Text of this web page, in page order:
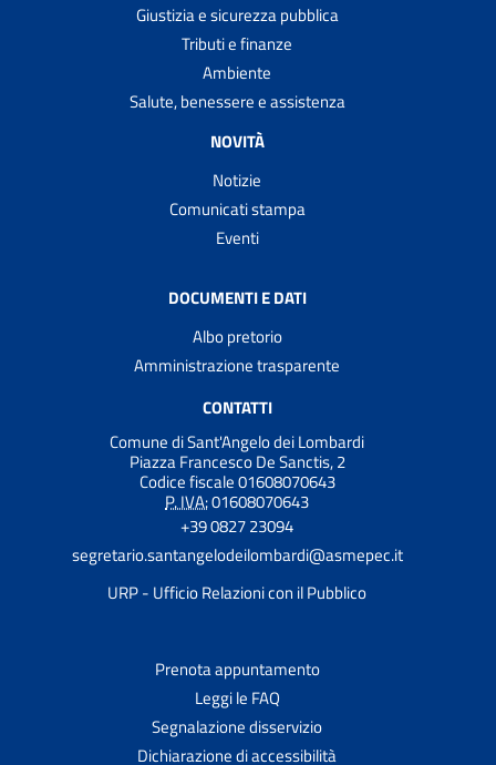
Giustizia e sicurezza pubblica
Tributi e finanze
Ambiente
Salute, benessere e assistenza
NOVITÀ
Notizie
Comunicati stampa
Eventi
DOCUMENTI E DATI
Albo pretorio
Amministrazione trasparente
CONTATTI
Comune di Sant'Angelo dei Lombardi
Piazza Francesco De Sanctis, 2
Codice fiscale 01608070643
P. IVA:01608070643
+39 0827 23094
segretario.santangelodeilombardi@asmepec.it
URP - Ufficio Relazioni con il Pubblico
Prenota appuntamento
Leggi le FAQ
Segnalazione disservizio
Dichiarazione di accessibilità